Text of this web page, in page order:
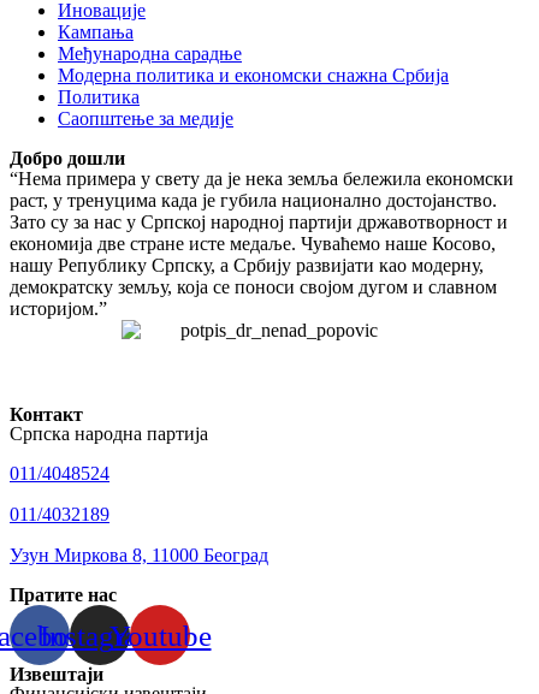
Иновације
Кампања
Међународна сарадње
Модерна политика и економски снажна Србија
Политика
Саопштење за медије
Добро дошли
“Нема примера у свету да је нека земља бележила економски
раст, у тренуцима када је губила национално достојанство.
Зато су за нас у Српској народној партији државотворност и
економија две стране исте медаље. Чуваћемо наше Косово,
нашу Републику Српску, а Србију развијати као модерну,
демократску земљу, која се поноси својом дугом и славном
историјом.”
Контакт
Српска народна партија
011/4048524
011/4032189
Узун Миркова 8, 11000 Београд
Пратите нас
InstagramYoutube
Извештаји